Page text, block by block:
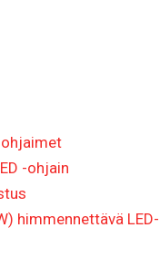
-ohjain
himmennettävä